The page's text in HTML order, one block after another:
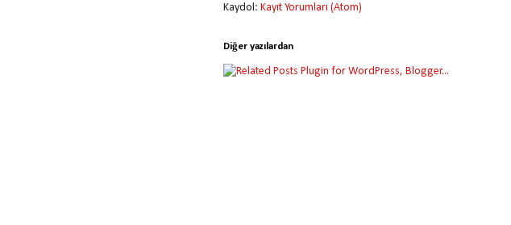
Kaydol: Kayıt Yorumları (Atom)
Diğer yazılardan